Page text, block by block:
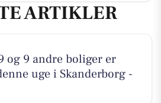
ARTIKLER
og 9 andre boliger er
uge i Skanderborg -